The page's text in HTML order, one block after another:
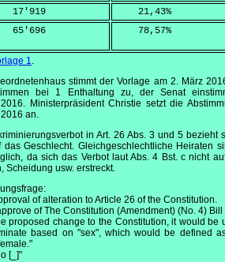
17'919
    21,43
%
65'696
    78,57
%
1.
stimmt der Vorlage am 2. März
bei 1 Enthaltung zu, der Senat
. Ministerpräsident Christie setzt die
an.
in Art. 26 Abs. 3 und 5 bezieht
das Geschlecht. Gleichgeschlechtliche Heiraten
da sich das Verbot laut Abs. 4 Bst. c nicht
Scheidung usw. erstreckt.
of alteration to Article 26 of the Constitution.
of The Constitution (Amendment) (No. 4)
proposed change to the Constitution, it would be
based on "sex", which would be defined
[_]"